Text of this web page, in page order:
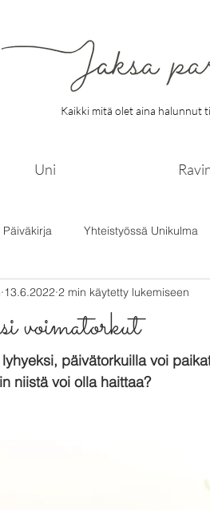
Kaikki mitä olet aina halunnut
Uni
Päiväkirja Yhteistyössä Unikulma
voimatorkut
13.6.2022 2 min käytetty lukemiseen
päivätorkuilla voi
niistä voi olla haittaa?